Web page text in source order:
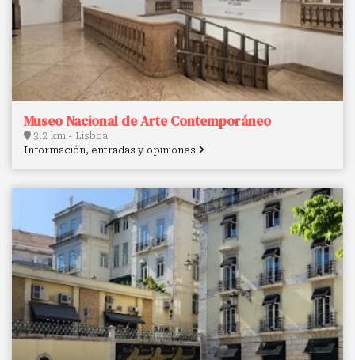
Museo Nacional de Arte Contemporáneo
3.2 km - Lisboa
Información, entradas y opiniones